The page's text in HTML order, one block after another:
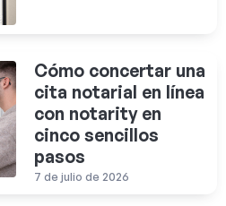
Cómo concertar una
cita notarial en línea
con notarity en
cinco sencillos
pasos
7 de julio de 2026